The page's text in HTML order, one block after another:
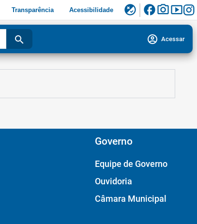
Transparência Acessibilidade flaky facebookphoto_camerasmart_display
search account_circle Acessar
Governo
Equipe de Governo
Ouvidoria
Câmara Municipal